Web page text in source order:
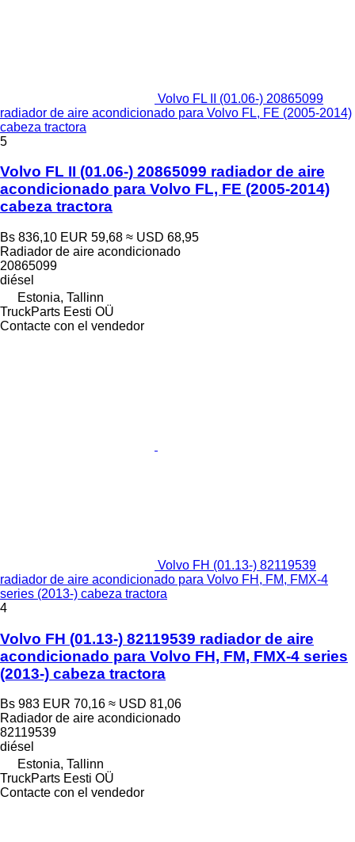
Volvo FL II (01.06-) 20865099
radiador de aire acondicionado para Volvo FL, FE (2005-2014)
cabeza tractora
5
Volvo FL II (01.06-) 20865099 radiador de aire
acondicionado para Volvo FL, FE (2005-2014)
cabeza tractora
Bs 836,10 EUR 59,68 ≈ USD 68,95
Radiador de aire acondicionado
20865099
diésel
Estonia, Tallinn
TruckParts Eesti OÜ
Contacte con el vendedor
Volvo FH (01.13-) 82119539
radiador de aire acondicionado para Volvo FH, FM, FMX-4
series (2013-) cabeza tractora
4
Volvo FH (01.13-) 82119539 radiador de aire
acondicionado para Volvo FH, FM, FMX-4 series
(2013-) cabeza tractora
Bs 983 EUR 70,16 ≈ USD 81,06
Radiador de aire acondicionado
82119539
diésel
Estonia, Tallinn
TruckParts Eesti OÜ
Contacte con el vendedor